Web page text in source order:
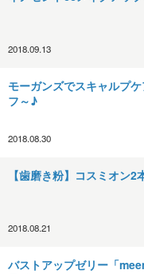
2018.09.13
モーガンズでスキャルプ
フ～♪
2018.08.30
【歯磨き粉】コスミオン2
2018.08.21
バストアップゼリー「